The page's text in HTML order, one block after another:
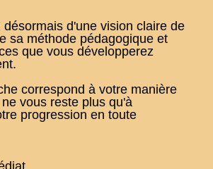
désormais d'une vision claire de
sa méthode pédagogique et
que vous développerez
correspond à votre manière
vous reste plus qu'à
progression en toute